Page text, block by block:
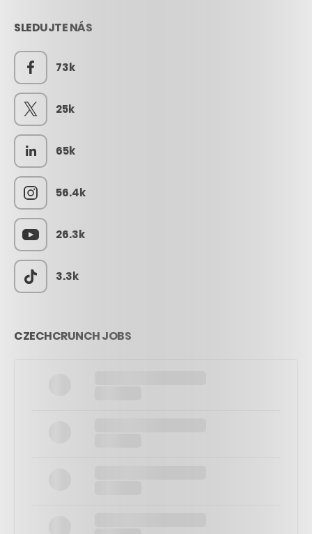
SLEDUJTE NÁS
73k
25k
65k
56.4k
26.3k
3.3k
CZECHCRUNCH JOBS